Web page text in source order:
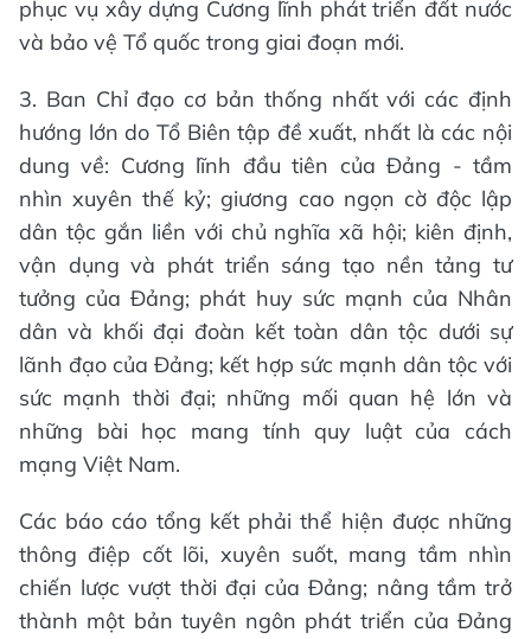
phục vụ xây dựng Cương lĩnh phát triển đất nước
và bảo vệ Tổ quốc trong giai đoạn mới.
3. Ban Chỉ đạo cơ bản thống nhất với các định
hướng lớn do Tổ Biên tập đề xuất, nhất là các nội
dung về: Cương lĩnh đầu tiên của Đảng - tầm
nhìn xuyên thế kỷ; giương cao ngọn cờ độc lập
dân tộc gắn liền với chủ nghĩa xã hội; kiên định,
vận dụng và phát triển sáng tạo nền tảng tư
tưởng của Đảng; phát huy sức mạnh của Nhân
dân và khối đại đoàn kết toàn dân tộc dưới sự
lãnh đạo của Đảng; kết hợp sức mạnh dân tộc với
sức mạnh thời đại; những mối quan hệ lớn và
những bài học mang tính quy luật của cách
mạng Việt Nam.
Các báo cáo tổng kết phải thể hiện được những
thông điệp cốt lõi, xuyên suốt, mang tầm nhìn
chiến lược vượt thời đại của Đảng; nâng tầm trở
thành một bản tuyên ngôn phát triển của Đảng